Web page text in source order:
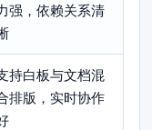
强，依赖关系清
持白板与文档混
排版，实时协作